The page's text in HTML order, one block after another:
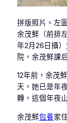
拼版照片。左
余茂鮮（前排
年2月26日攝）
院，余茂鮮課
12年前，余茂
天，她已是年
轉，這個年夜
余茂鮮包養家